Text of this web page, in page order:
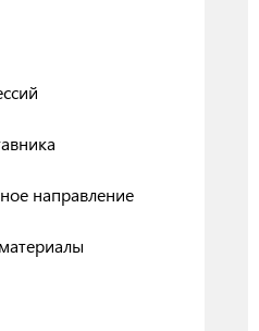
направление